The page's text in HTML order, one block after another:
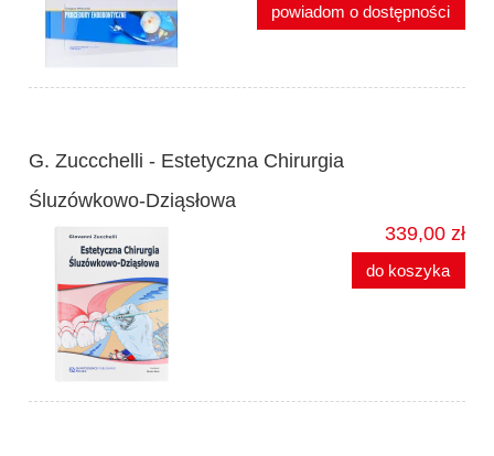
powiadom o dostępności
G. Zuccchelli - Estetyczna Chirurgia
Śluzówkowo-Dziąsłowa
339,00 zł
do koszyka